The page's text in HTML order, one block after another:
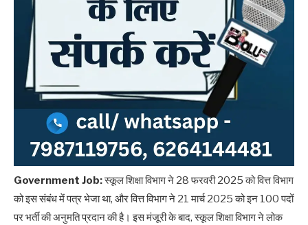
Government Job:स्कूल शिक्षा विभाग ने 28 फरवरी 2025 को वित्त विभाग
को इस संबंध में पत्र भेजा था, और वित्त विभाग ने 21 मार्च 2025 को इन 100 पदों
पर भर्ती की अनुमति प्रदान की है। इस मंजूरी के बाद, स्कूल शिक्षा विभाग ने लोक